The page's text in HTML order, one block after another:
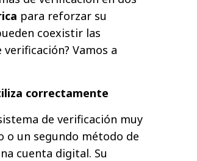
para reforzar su
coexistir las
Vamos a
correctamente
de verificación muy
o un segundo método de
cuenta digital. Su